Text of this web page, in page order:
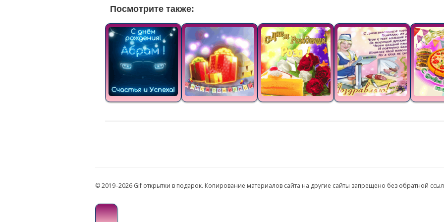
Посмотрите также:
© 2019–2026 Gif открытки в подарок. Копирование материалов сайта на другие сайты запрещено без обратной